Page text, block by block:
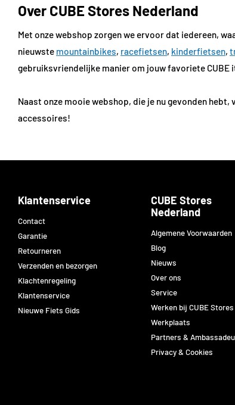
Over CUBE Stores Nederland
Met onze webshop zorgen we ervoor dat iedereen,
nieuwste mountainbikes, racefietsen, kinderfietsen,
gebruiksvriendelijke manier om jouw favoriete CUBE
Naast onze mooie webshop, die je nu gevonden
accessoires!
Klantenservice
Contact
Garantie
Retourneren
Verzenden en bezorgen
Klachtenregeling
Klantenservice
Nieuwe Fiets Gids
CUBE Stores
Nederland
Algemene Voorwaarden
Blog
Nieuws
Over ons
Service
Werken bij CUBE Stores
Werkplaats
Partners &
Privacy & Cookies